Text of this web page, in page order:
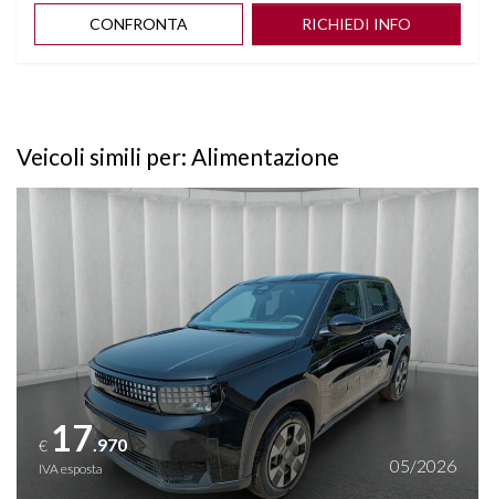
CONFRONTA
RICHIEDI INFO
Veicoli simili per: Alimentazione
€ 17.970
IVA esposta 05/2026